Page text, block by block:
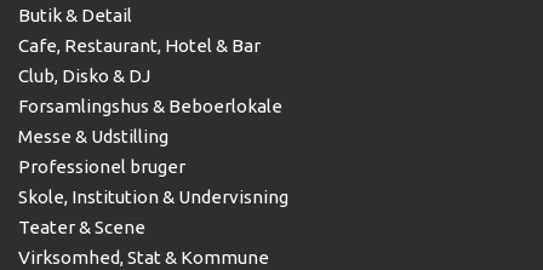
Butik & Detail
Cafe, Restaurant, Hotel & Bar
Club, Disko & DJ
Forsamlingshus & Beboerlokale
Messe & Udstilling
Professionel bruger
Skole, Institution & Undervisning
Teater & Scene
Virksomhed, Stat & Kommune